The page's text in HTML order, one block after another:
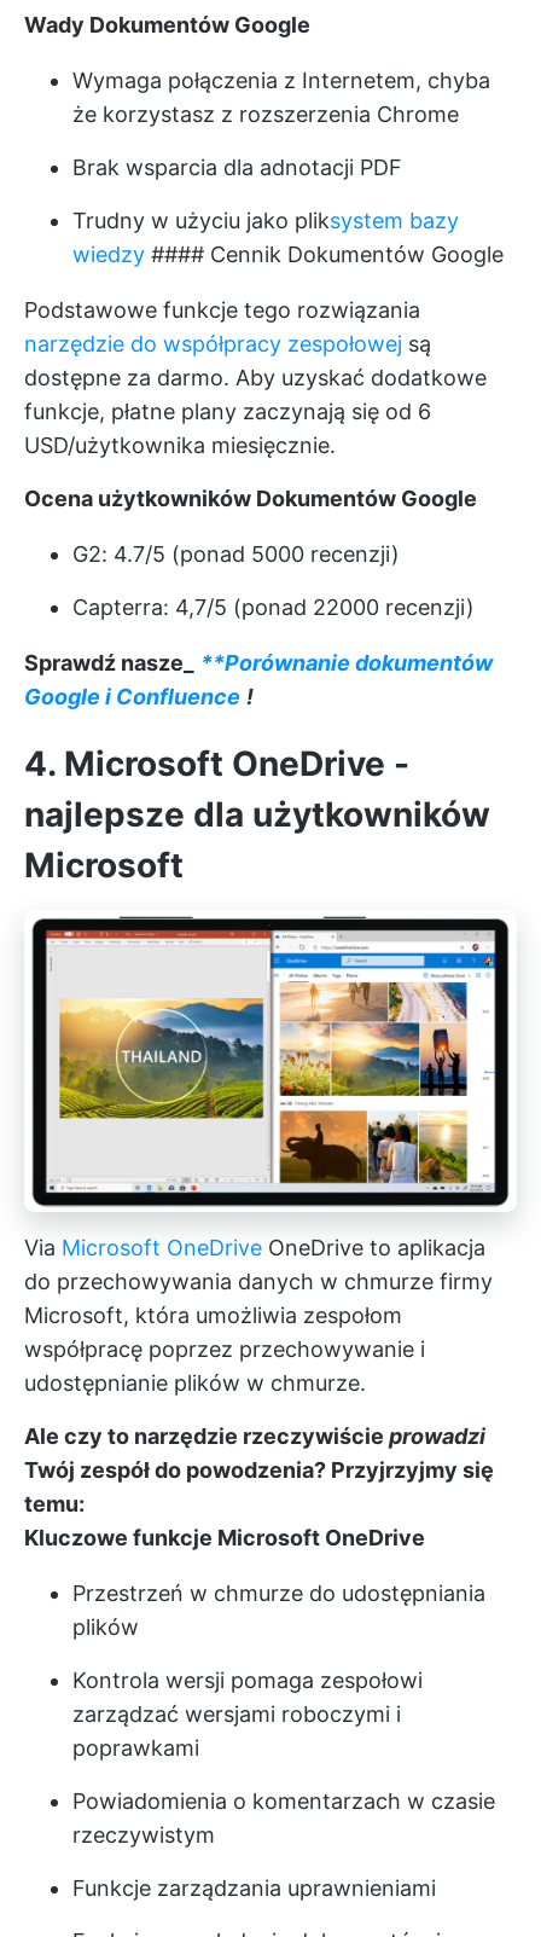
Wady Dokumentów Google
Wymaga połączenia z Internetem, chyba
że korzystasz z rozszerzenia Chrome
Brak wsparcia dla adnotacji PDF
Trudny w użyciu jako pliksystem bazy
wiedzy #### Cennik Dokumentów Google
Podstawowe funkcje tego rozwiązania
narzędzie do współpracy zespołowej są
dostępne za darmo. Aby uzyskać dodatkowe
funkcje, płatne plany zaczynają się od 6
USD/użytkownika miesięcznie.
Ocena użytkowników Dokumentów Google
G2: 4.7/5 (ponad 5000 recenzji)
Capterra: 4,7/5 (ponad 22000 recenzji)
Sprawdź nasze_
**Porównanie dokumentów
Google i Confluence !
4. Microsoft OneDrive -
najlepsze dla użytkowników
Microsoft
Via Microsoft OneDrive OneDrive to aplikacja
do przechowywania danych w chmurze firmy
Microsoft, która umożliwia zespołom
współpracę poprzez przechowywanie i
udostępnianie plików w chmurze.
Ale czy to narzędzie rzeczywiście prowadzi
Twój zespół do powodzenia? Przyjrzyjmy się
temu:
Kluczowe funkcje Microsoft OneDrive
Przestrzeń w chmurze do udostępniania
plików
Kontrola wersji pomaga zespołowi
zarządzać wersjami roboczymi i
poprawkami
Powiadomienia o komentarzach w czasie
rzeczywistym
Funkcje zarządzania uprawnieniami